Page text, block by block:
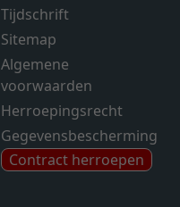
Tijdschrift
Sitemap
Algemene
voorwaarden
Herroepingsrecht
Gegevensbescherming
Contract herroepen